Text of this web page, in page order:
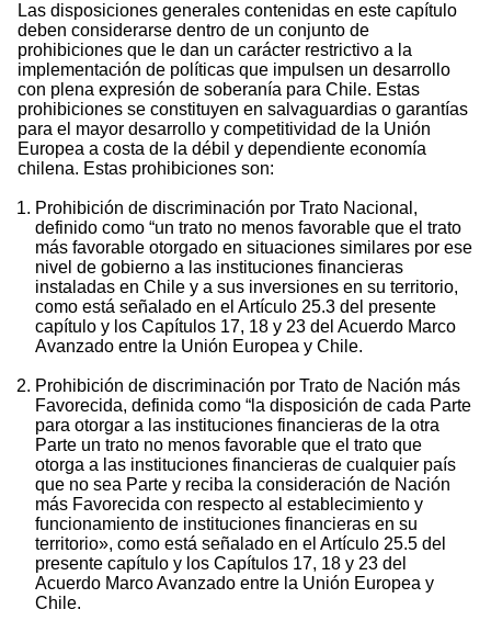
Las disposiciones generales contenidas en este capítulo
deben considerarse dentro de un conjunto de
prohibiciones que le dan un carácter restrictivo a la
implementación de políticas que impulsen un desarrollo
con plena expresión de soberanía para Chile. Estas
prohibiciones se constituyen en salvaguardias o garantías
para el mayor desarrollo y competitividad de la Unión
Europea a costa de la débil y dependiente economía
chilena. Estas prohibiciones son:
Prohibición de discriminación por Trato Nacional,
definido como “un trato no menos favorable que el trato
más favorable otorgado en situaciones similares por ese
nivel de gobierno a las instituciones financieras
instaladas en Chile y a sus inversiones en su territorio,
como está señalado en el Artículo 25.3 del presente
capítulo y los Capítulos 17, 18 y 23 del Acuerdo Marco
Avanzado entre la Unión Europea y Chile.
Prohibición de discriminación por Trato de Nación más
Favorecida, definida como “la disposición de cada Parte
para otorgar a las instituciones financieras de la otra
Parte un trato no menos favorable que el trato que
otorga a las instituciones financieras de cualquier país
que no sea Parte y reciba la consideración de Nación
más Favorecida con respecto al establecimiento y
funcionamiento de instituciones financieras en su
territorio», como está señalado en el Artículo 25.5 del
presente capítulo y los Capítulos 17, 18 y 23 del
Acuerdo Marco Avanzado entre la Unión Europea y
Chile.